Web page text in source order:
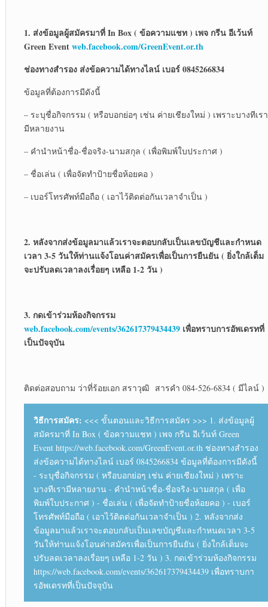
1. ส่งข้อมูลผู้สมัครมาที่ In Box ( ข้อความแชท ) เพจ กรีน อีเว้นท์
Green Eventweb.facebook.com/GreenEvent.or.th
ช่องทางสำรอง ส่งข้อความได้ทางไลน์ เบอร์ 0845266834
ข้อมูลที่ต้องการมีดังนี้
– ระบุชื่อกิจกรรม ( หรือบอกย่อๆ เช่น ค่ายเชียงใหม่ ) เพราะบางทีเรา
มีหลายงาน
– คำนำหน้าชื่อ-ชื่อจริง-นามสกุล ( เพื่อพิมพ์ใบประกาศ )
– ชื่อเล่น ( เพื่อจัดทำป้ายชื่อห้อยคอ )
– เบอร์โทรศัพท์มือถือ ( เอาไว้ติดต่อกันเวลาจำเป็น )
2. หลังจากส่งข้อมูลมาแล้วเราจะตอบกลับเป็นเลขบัญชีและกำหนด
เวลา 3-5 วันให้ท่านแจ้งโอนค่าสมัครเพื่อเป็นการยืนยัน ( ยิ่งใกล้เต็ม
จะปรับลดเวลาลงเรื่อยๆ เหลือ 1-2 วัน )
3. กดเข้าร่วมห้องกิจกรรม
web.facebook.com/events/362617379434439เพื่อทราบการอัพเดรทที่
เป็นปัจจุบัน
ติดต่อสอบถาม ว่าที่ร้อยเอก สราวุฒิ สารคำ 084-526-6834 ( มีไลน์ )
วิธีการสมัคร: <<< ขั้นตอนและวิธีการสมัคร >>> 1. ส่งข้อมูลผู้
สมัครมาที่ In Box ( ข้อความแชท ) เพจ กรีน อีเว้นท์ Green
Event https://web.facebook.com/GreenEvent.or.th ช่องทางสำรอง
ส่งข้อความได้ทางไลน์ เบอร์ 0845266834 ข้อมูลที่ต้องการมีดังนี้
- ระบุชื่อกิจกรรม ( หรือบอกย่อๆ เช่น ค่ายเชียงใหม่ ) เพราะ
บางทีเรามีหลายงาน - คำนำหน้าชื่อ-ชื่อจริง-นามสกุล ( เพื่อ
พิมพ์ใบประกาศ ) - ชื่อเล่น ( เพื่อจัดทำป้ายชื่อห้อยคอ ) - เบอร์
โทรศัพท์มือถือ ( เอาไว้ติดต่อกันเวลาจำเป็น ) 2. หลังจากส่ง
ข้อมูลมาแล้วเราจะตอบกลับเป็นเลขบัญชีและกำหนดเวลา 3-5
วันให้ท่านแจ้งโอนค่าสมัครเพื่อเป็นการยืนยัน ( ยิ่งใกล้เต็มจะ
ปรับลดเวลาลงเรื่อยๆ เหลือ 1-2 วัน ) 3. กดเข้าร่วมห้องกิจกรรม
https://web.facebook.com/events/362617379434439 เพื่อทราบกา
รอัพเดรทที่เป็นปัจจุบัน